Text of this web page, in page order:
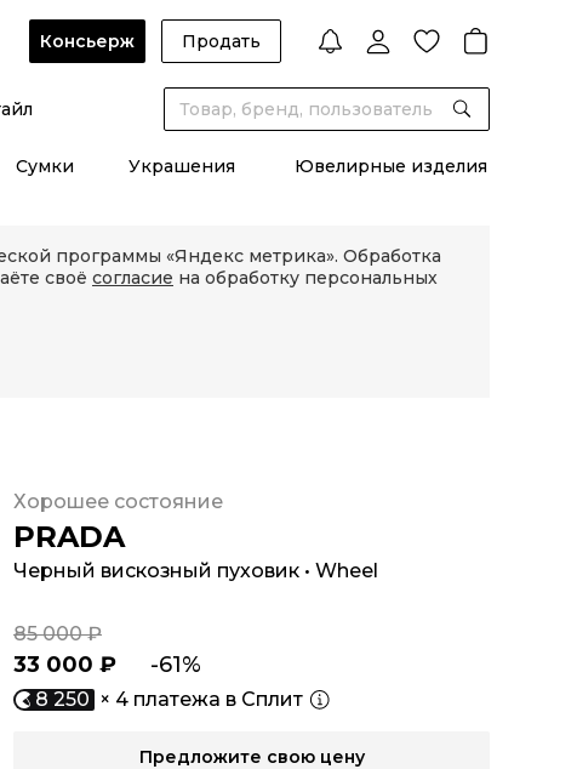
Консьерж Продать
Сумки Украшения Ювелирные изделия
программы «Яндекс метрика». Обработка
своё согласие на обработку персональных
PRADA
Черный вискозный пуховик • Wheel
Хорошее состояние
33 000 ₽ -61%
85 000 ₽
8 250 × 4 платежа в Сплит
Предложите свою цену